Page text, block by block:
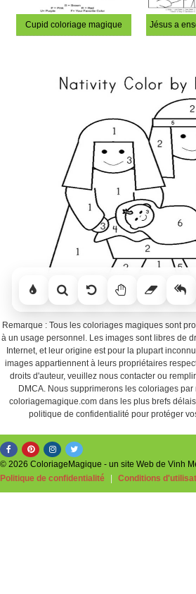
Cupid coloriage magique
Remarque : Tous les coloriages magiques sont
à un usage personnel. Les images sont libres de
Internet, et leur origine est pour la plupart
images appartiennent à leurs propriétaires
droits d'auteur, veuillez nous contacter ou
DMCA. Nous supprimerons les coloriages
coloriagemagique.com dans les plus brefs
politique de confidentialité pour protéger
© 2026 ColoriageMagique - un site Web de Vinh
Politique de confidentialité
Conditions